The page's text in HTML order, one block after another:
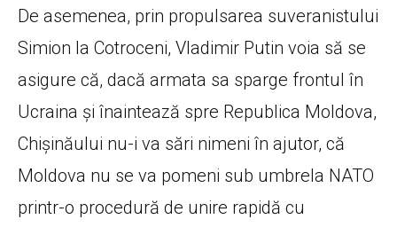
De asemenea, prin propulsarea suveranistului
Simion la Cotroceni, Vladimir Putin voia să se
asigure că, dacă armata sa sparge frontul în
Ucraina și înaintează spre Republica Moldova,
Chișinăului nu-i va sări nimeni în ajutor, că
Moldova nu se va pomeni sub umbrela NATO
printr-o procedură de unire rapidă cu